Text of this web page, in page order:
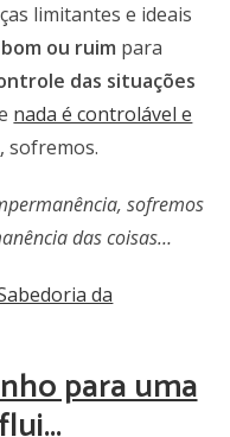
limitantes e ideais
bom ou ruim para
das situações
nada é controlável e
, sofremos.
sofremos
das coisas…
da